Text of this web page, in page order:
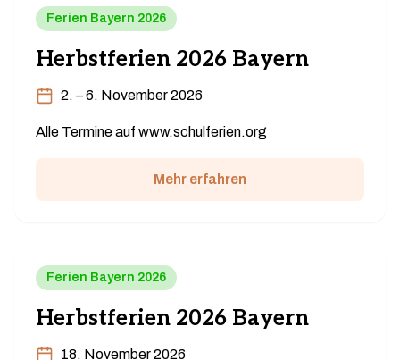
Ferien Bayern 2026
Herbstferien 2026 Bayern
2. – 6. November 2026
Alle Termine auf www.schulferien.org
Mehr erfahren
Ferien Bayern 2026
Herbstferien 2026 Bayern
18. November 2026